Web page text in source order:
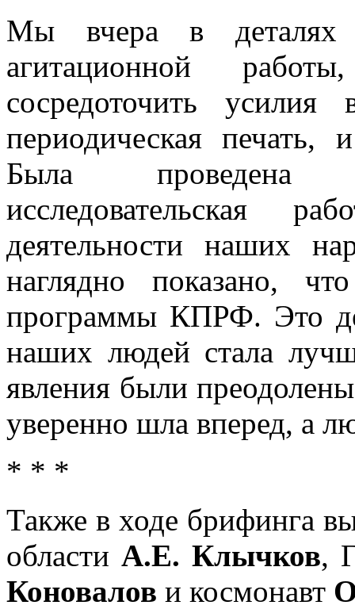
Мы вчера в деталях
агитационной
сосредоточить
периодическая печать,
Была проведена
исследовательская
деятельности наших
наглядно показано,
программы КПРФ. Это
наших людей стала
явления были
уверенно шла вперед, а
* * *
Также в ходе брифинга
области А.Е. Клычков,
Коновалов и космонавт